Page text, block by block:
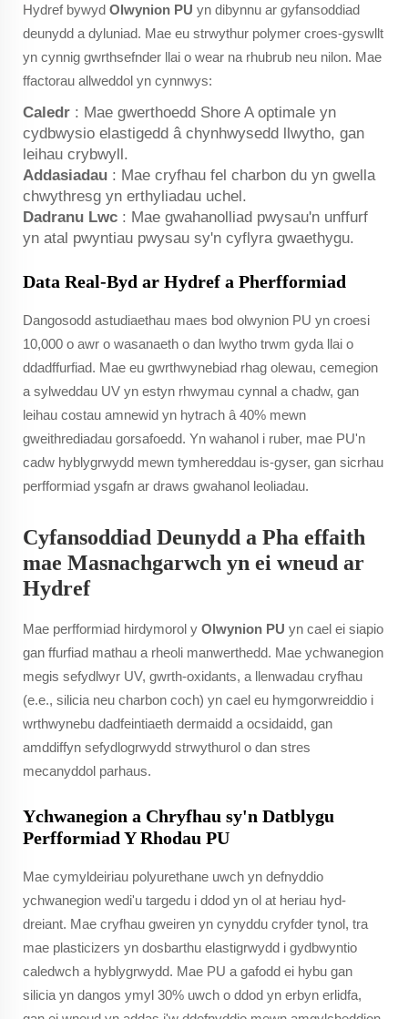
Hydref bywyd Olwynion PU yn dibynnu ar gyfansoddiad
deunydd a dyluniad. Mae eu strwythur polymer croes-gyswllt
yn cynnig gwrthsefnder llai o wear na rhubrub neu nilon. Mae
ffactorau allweddol yn cynnwys:
Caledr : Mae gwerthoedd Shore A optimale yn
cydbwysio elastigedd â chynhwysedd llwytho, gan
leihau crybwyll.
Addasiadau : Mae cryfhau fel charbon du yn gwella
chwythresg yn erthyliadau uchel.
Dadranu Lwc : Mae gwahanolliad pwysau'n unffurf
yn atal pwyntiau pwysau sy'n cyflyra gwaethygu.
Data Real-Byd ar Hydref a Pherfformiad
Dangosodd astudiaethau maes bod olwynion PU yn croesi
10,000 o awr o wasanaeth o dan lwytho trwm gyda llai o
ddadffurfiad. Mae eu gwrthwynebiad rhag olewau, cemegion
a sylweddau UV yn estyn rhwymau cynnal a chadw, gan
leihau costau amnewid yn hytrach â 40% mewn
gweithrediadau gorsafoedd. Yn wahanol i ruber, mae PU'n
cadw hyblygrwydd mewn tymhereddau is-gyser, gan sicrhau
perfformiad ysgafn ar draws gwahanol leoliadau.
Cyfansoddiad Deunydd a Pha effaith
mae Masnachgarwch yn ei wneud ar
Hydref
Mae perfformiad hirdymorol y Olwynion PU yn cael ei siapio
gan ffurfiad mathau a rheoli manwerthedd. Mae ychwanegion
megis sefydlwyr UV, gwrth-oxidants, a llenwadau cryfhau
(e.e., silicia neu charbon coch) yn cael eu hymgorwreiddio i
wrthwynebu dadfeintiaeth dermaidd a ocsidaidd, gan
amddiffyn sefydlogrwydd strwythurol o dan stres
mecanyddol parhaus.
Ychwanegion a Chryfhau sy'n Datblygu
Perfformiad Y Rhodau PU
Mae cymyldeiriau polyurethane uwch yn defnyddio
ychwanegion wedi'u targedu i ddod yn ol at heriau hyd-
dreiant. Mae cryfhau gweiren yn cynyddu cryfder tynol, tra
mae plasticizers yn dosbarthu elastigrwydd i gydbwyntio
caledwch a hyblygrwydd. Mae PU a gafodd ei hybu gan
silicia yn dangos ymyl 30% uwch o ddod yn erbyn erlidfa,